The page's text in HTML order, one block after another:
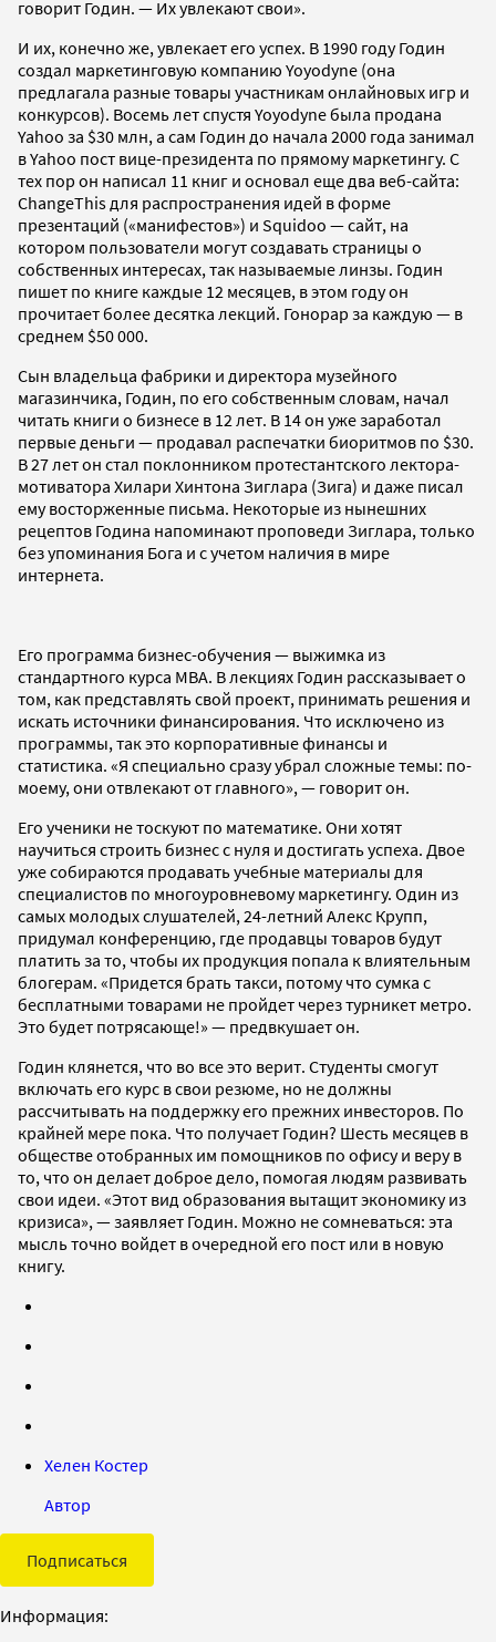
говорит Годин. — Их увлекают свои».
И их, конечно же, увлекает его успех. В 1990 году Годин
создал маркетинговую компанию Yoyodyne (она
предлагала разные товары участникам онлайновых игр и
конкурсов). Восемь лет спустя Yoyodyne была продана
Yahoo за $30 млн, а сам Годин до начала 2000 года занимал
в Yahoo пост вице-президента по прямому маркетингу. С
тех пор он написал 11 книг и основал еще два веб-сайта:
ChangeThis для распространения идей в форме
презентаций («манифестов») и Squidoo — сайт, на
котором пользователи могут создавать страницы о
собственных интересах, так называемые линзы. Годин
пишет по книге каждые 12 месяцев, в этом году он
прочитает более десятка лекций. Гонорар за каждую — в
среднем $50 000.
Сын владельца фабрики и директора музейного
магазинчика, Годин, по его собственным словам, начал
читать книги о бизнесе в 12 лет. В 14 он уже заработал
первые деньги — продавал распечатки биоритмов по $30.
В 27 лет он стал поклонником протестантского лектора-
мотиватора Хилари Хинтона Зиглара (Зига) и даже писал
ему восторженные письма. Некоторые из нынешних
рецептов Година напоминают проповеди Зиглара, только
без упоминания Бога и с учетом наличия в мире
интернета.
Его программа бизнес-обучения — выжимка из
стандартного курса MBA. В лекциях Годин рассказывает о
том, как представлять свой проект, принимать решения и
искать источники финансирования. Что исключено из
программы, так это корпоративные финансы и
статистика. «Я специально сразу убрал сложные темы: по-
моему, они отвлекают от главного», — говорит он.
Его ученики не тоскуют по математике. Они хотят
научиться строить бизнес с нуля и достигать успеха. Двое
уже собираются продавать учебные материалы для
специалистов по многоуровневому маркетингу. Один из
самых молодых слушателей, 24-летний Алекс Крупп,
придумал конференцию, где продавцы товаров будут
платить за то, чтобы их продукция попала к влиятельным
блогерам. «Придется брать такси, потому что сумка с
бесплатными товарами не пройдет через турникет метро.
Это будет потрясающе!» — предвкушает он.
Годин клянется, что во все это верит. Студенты смогут
включать его курс в свои резюме, но не должны
рассчитывать на поддержку его прежних инвесторов. По
крайней мере пока. Что получает Годин? Шесть месяцев в
обществе отобранных им помощников по офису и веру в
то, что он делает доброе дело, помогая людям развивать
свои идеи. «Этот вид образования вытащит экономику из
кризиса», — заявляет Годин. Можно не сомневаться: эта
мысль точно войдет в очередной его пост или в новую
книгу.
Хелен Костер
Автор
Подписаться
Информация: